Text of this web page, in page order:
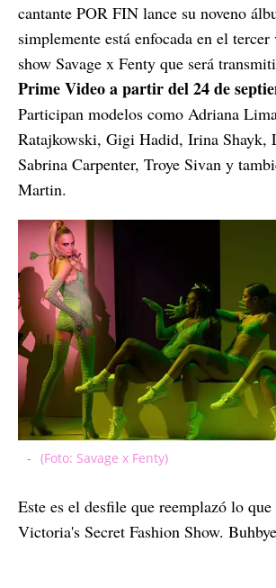
cantante POR FIN lance su noveno
simplemente está enfocada en el
show Savage x Fenty que será
Prime Video a partir del 24 de
Participan modelos como Adriana
Ratajkowski, Gigi Hadid, Irina Shayk,
Sabrina Carpenter, Troye Sivan y
Martin.
- (Foto: Savage x Fenty)
Este es el desfile que reemplazó lo que
Victoria's Secret Fashion Show.